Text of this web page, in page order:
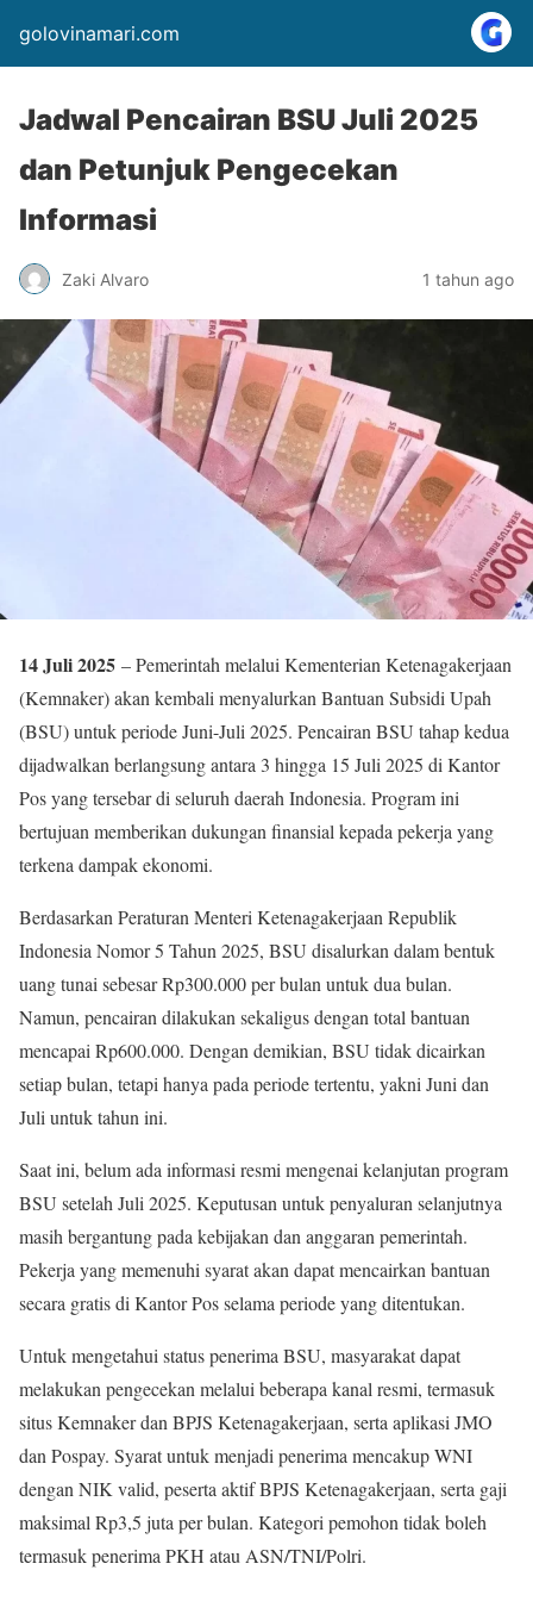
golovinamari.com
Jadwal Pencairan BSU Juli 2025
dan Petunjuk Pengecekan
Informasi
Zaki Alvaro 1 tahun ago
14 Juli 2025 – Pemerintah melalui Kementerian Ketenagakerjaan
(Kemnaker) akan kembali menyalurkan Bantuan Subsidi Upah
(BSU) untuk periode Juni-Juli 2025. Pencairan BSU tahap kedua
dijadwalkan berlangsung antara 3 hingga 15 Juli 2025 di Kantor
Pos yang tersebar di seluruh daerah Indonesia. Program ini
bertujuan memberikan dukungan finansial kepada pekerja yang
terkena dampak ekonomi.
Berdasarkan Peraturan Menteri Ketenagakerjaan Republik
Indonesia Nomor 5 Tahun 2025, BSU disalurkan dalam bentuk
uang tunai sebesar Rp300.000 per bulan untuk dua bulan.
Namun, pencairan dilakukan sekaligus dengan total bantuan
mencapai Rp600.000. Dengan demikian, BSU tidak dicairkan
setiap bulan, tetapi hanya pada periode tertentu, yakni Juni dan
Juli untuk tahun ini.
Saat ini, belum ada informasi resmi mengenai kelanjutan program
BSU setelah Juli 2025. Keputusan untuk penyaluran selanjutnya
masih bergantung pada kebijakan dan anggaran pemerintah.
Pekerja yang memenuhi syarat akan dapat mencairkan bantuan
secara gratis di Kantor Pos selama periode yang ditentukan.
Untuk mengetahui status penerima BSU, masyarakat dapat
melakukan pengecekan melalui beberapa kanal resmi, termasuk
situs Kemnaker dan BPJS Ketenagakerjaan, serta aplikasi JMO
dan Pospay. Syarat untuk menjadi penerima mencakup WNI
dengan NIK valid, peserta aktif BPJS Ketenagakerjaan, serta gaji
maksimal Rp3,5 juta per bulan. Kategori pemohon tidak boleh
termasuk penerima PKH atau ASN/TNI/Polri.